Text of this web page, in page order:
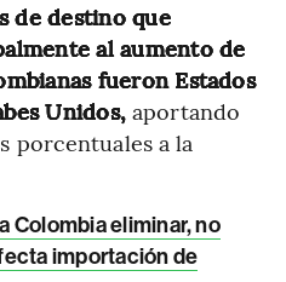
de destino que
al aumento de
fueron Estados
Unidos, aportando
porcentuales a la
Colombia eliminar, no
importación de